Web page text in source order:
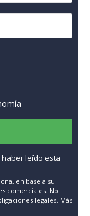
leído esta
en base a su
comerciales. No
legales. Más